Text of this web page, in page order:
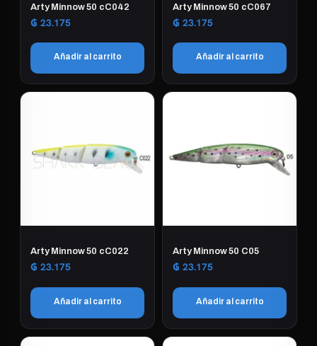
Arty Minnow 50 cC042
₲ 23.175
Añadir al carrito
Arty Minnow 50 cC067
₲ 23.175
Añadir al carrito
Arty Minnow 50 cC022
₲ 23.175
Añadir al carrito
Arty Minnow 50 C05
₲ 23.175
Añadir al carrito